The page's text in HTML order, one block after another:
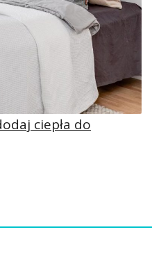
ciepła do